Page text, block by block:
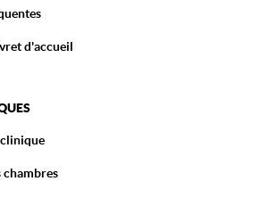
d'accueil
chambres